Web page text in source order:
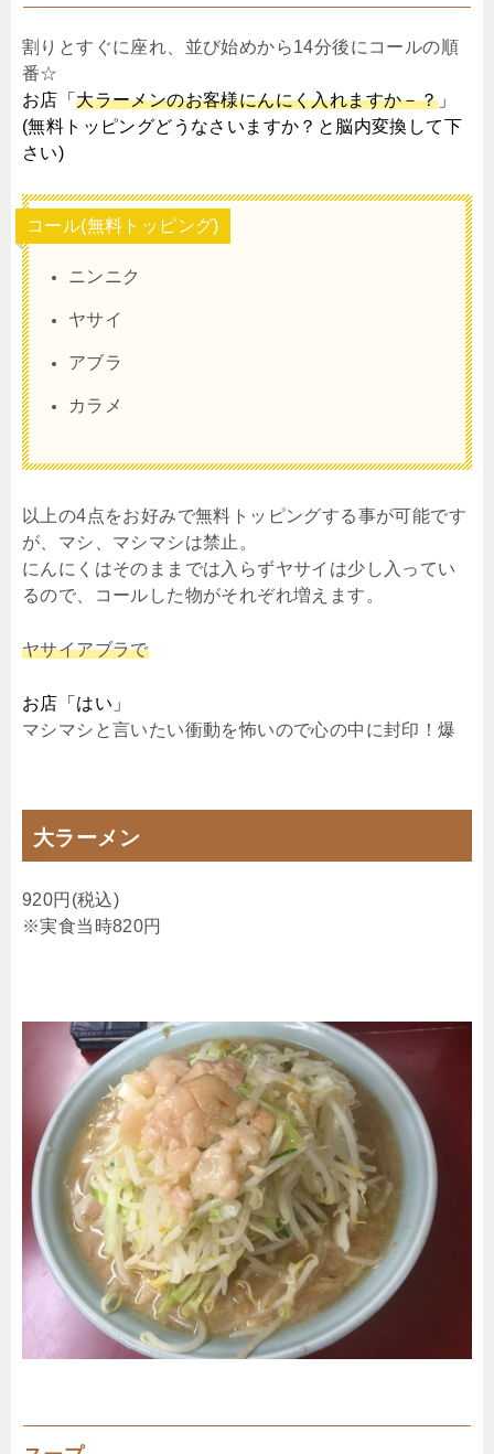
割りとすぐに座れ、並び始めから14分後にコールの順
番☆
お店「大ラーメンのお客様にんにく入れますか－？ 」
(無料トッピングどうなさいますか？と脳内変換して下
さい)
コール(無料トッピング)
ニンニク
ヤサイ
アブラ
カラメ
以上の4点をお好みで無料トッピングする事が可能です
が、マシ、マシマシは禁止。
にんにくはそのままでは入らずヤサイは少し入ってい
るので、コールした物がそれぞれ増えます。
ヤサイアブラで
お店「はい」
マシマシと言いたい衝動を怖いので心の中に封印！爆
大ラーメン
920円(税込)
※実食当時820円